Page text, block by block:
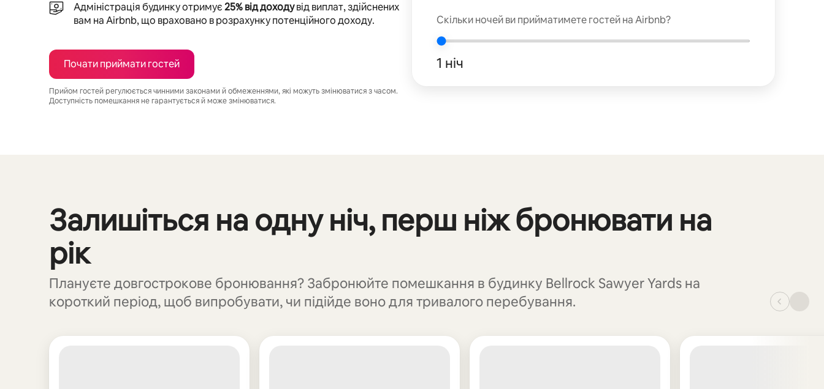
Адміністрація будинку отримує25% від доходувід виплат, здійснених
вам на Airbnb, що враховано в розрахунку потенційного доходу.
Почати приймати гостей
Прийом гостей регулюється чинними законами й обмеженнями, які можуть змінюватися з часом.
Доступність помешкання не гарантується й може змінюватися.
Скільки ночей ви прийматимете гостей на Airbnb?
1 ніч
Залишіться на одну ніч, перш ніж бронювати на
рік
Плануєте довгострокове бронювання? Забронюйте помешкання в будинку Bellrock Sawyer Yards на
короткий період, щоб випробувати, чи підійде воно для тривалого перебування.
Відображаються 0 з 0
_